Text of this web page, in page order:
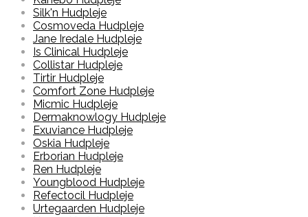
Silk'n Hudpleje
Cosmoveda Hudpleje
Jane Iredale Hudpleje
Is Clinical Hudpleje
Collistar Hudpleje
Tirtir Hudpleje
Comfort Zone Hudpleje
Micmic Hudpleje
Dermaknowlogy Hudpleje
Exuviance Hudpleje
Oskia Hudpleje
Erborian Hudpleje
Ren Hudpleje
Youngblood Hudpleje
Refectocil Hudpleje
Urtegaarden Hudpleje